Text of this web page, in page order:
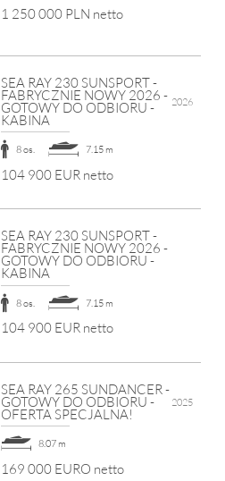
1 250 000 PLN netto
SEA RAY 230 SUNSPORT -
FABRYCZNIE NOWY 2026 -
GOTOWY DO ODBIORU -
KABINA
2026
8 os. 7.15 m
104 900 EUR netto
SEA RAY 230 SUNSPORT -
FABRYCZNIE NOWY 2026 -
GOTOWY DO ODBIORU -
KABINA
8 os. 7.15 m
104 900 EUR netto
SEA RAY 265 SUNDANCER -
GOTOWY DO ODBIORU -
OFERTA SPECJALNA!
2025
8.07 m
169 000 EURO netto